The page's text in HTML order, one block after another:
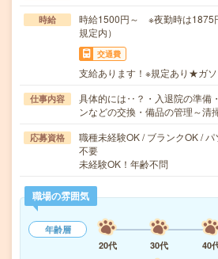
時給
時給1500円～ ※夜勤時は1875
規定内）
交通費
支給あります！※規定あり★ガソ
仕事内容
具体的には‥？・入退院の準備
ンなどの交換・備品の管理～
応募資格
職種未経験OK / ブランクOK /
不要
未経験OK！年齢不問
職場の雰囲気
年齢層
20代
30代 40